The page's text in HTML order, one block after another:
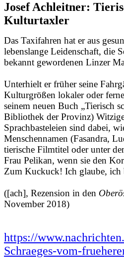
Josef Achleitner:
Kulturtaxler
Das Taxifahren hat er aus
lebenslange Leidenschaft, die
bekannt gewordenen Linzer
Unterhielt er früher seine
Kulturgrößen lokaler oder
seinem neuen Buch „Tierisch
Bibliothek der Provinz)
Sprachbasteleien sind dabei,
Menschennamen (Fasandra,
tierische Filmtitel oder unter
Frau Pelikan, wenn sie den
Zum Kuckuck! Ich glaube, ich
([ach], Rezension in den
November 2018)
https://
Schraeges-vom-